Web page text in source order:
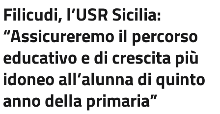
Filicudi, l’USR Sicilia:
“Assicureremo il percorso
educativo e di crescita più
idoneo all’alunna di quinto
anno della primaria”